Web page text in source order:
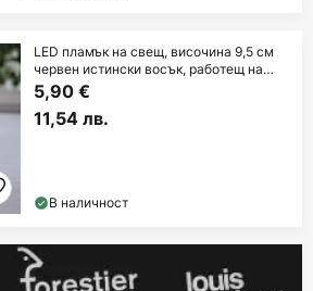
LED пламък на свещ, височина 9,5 см
червен истински восък, работещ на
батерии
5,90 €
11,54 лв.
В наличност